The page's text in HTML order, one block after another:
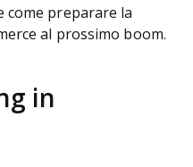
come preparare la
al prossimo boom.
in